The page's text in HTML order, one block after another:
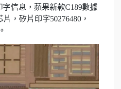
字信息，蘋果新款C189數據
，矽片印字50276480，